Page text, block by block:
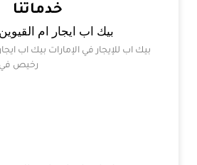
خدماتنا
بيك اب ايجار ام القيوين
بيك اب للإيجار في الإمارات بيك اب
رخيص في